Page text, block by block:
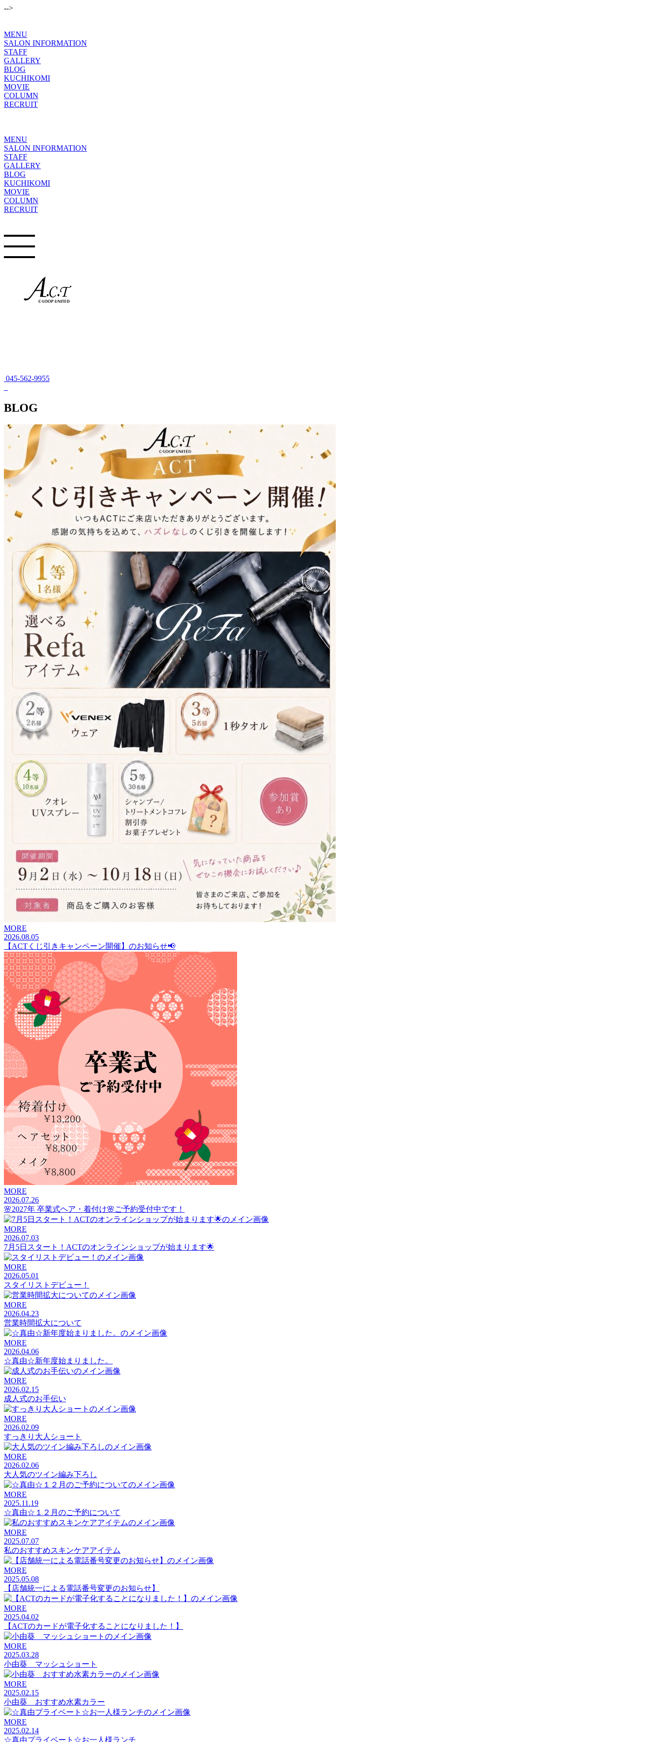
-->
MENU
SALON INFORMATION
STAFF
GALLERY
BLOG
KUCHIKOMI
MOVIE
COLUMN
RECRUIT
MENU
SALON INFORMATION
STAFF
GALLERY
BLOG
KUCHIKOMI
MOVIE
COLUMN
RECRUIT
045-562-9955
BLOG
MORE
2026.08.05
【ACTくじ引きキャンペーン開催】のお知らせ📢
MORE
2026.07.26
🌸2027年 卒業式ヘア・着付け🌸ご予約受付中です！
MORE
2026.07.03
7月5日スタート！ACTのオンラインショップが始まります🌟
MORE
2026.05.01
スタイリストデビュー！
MORE
2026.04.23
営業時間拡大について
MORE
2026.04.06
☆真由☆新年度始まりました。
MORE
2026.02.15
成人式のお手伝い
MORE
2026.02.09
すっきり大人ショート
MORE
2026.02.06
大人気のツイン編み下ろし
MORE
2025.11.19
☆真由☆１２月のご予約について
MORE
2025.07.07
私のおすすめスキンケアアイテム
MORE
2025.05.08
【店舗統一による電話番号変更のお知らせ】
MORE
2025.04.02
【ACTのカードが電子化することになりました！】
MORE
2025.03.28
小由葵 マッシュショート
MORE
2025.02.15
小由葵 おすすめ水素カラー
MORE
2025.02.14
☆真由プライベート☆お一人様ランチ